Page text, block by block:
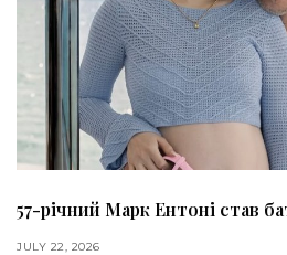
57-річний Марк Ентоні став
JULY 22, 2026